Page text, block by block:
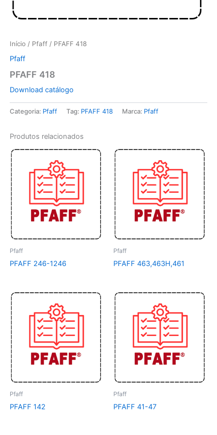
Início / Pfaff / PFAFF 418
Pfaff
PFAFF 418
Download catálogo
Categoria: Pfaff Tag: PFAFF 418 Marca: Pfaff
Produtos relacionados
Pfaff
PFAFF 246-1246
Pfaff
PFAFF 463,463H,461
Pfaff
PFAFF 142
Pfaff
PFAFF 41-47